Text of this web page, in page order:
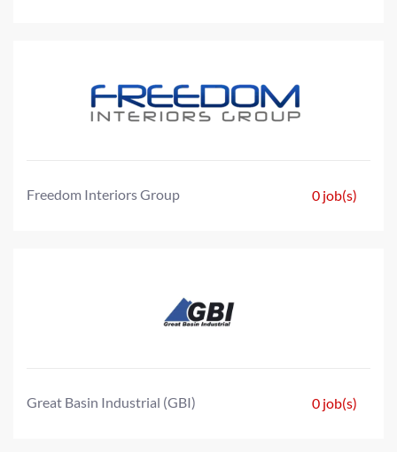
Freedom Interiors Group 0 job(s)
Great Basin Industrial (GBI) 0 job(s)